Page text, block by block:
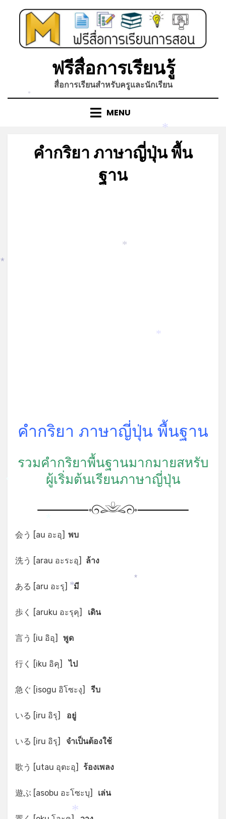
ฟรีสื่อการเรียนรู้
สื่อการเรียนสำหรับครูและนักเรียน
MENU
คำกริยา ภาษาญี่ปุ่น พื้น
ฐาน
คำกริยา ภาษาญี่ปุ่น พื้นฐาน
รวมคำกริยาพื้นฐานมากมายสหรับ
ผู้เริ่มต้นเรียนภาษาญี่ปุ่น
会う [au อะอุ] พบ
洗う [arau อะระอุ] ล้าง
ある [aru อะรุ]มี
歩く [aruku อะรุคุ] เดิน
言う [iu อิอุ] พูด
行く [iku อิคุ]ไป
急ぐ [isogu อิโซะงุ] รีบ
いる [iru อิรุ] อยู่
いる [iru อิรุ] จำเป็นต้องใช้
歌う [utau อุตะอุ] ร้องเพลง
遊ぶ [asobu อะโซะบุ] เล่น
*
*
*